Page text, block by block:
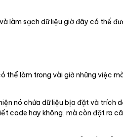
làm sạch dữ liệu giờ đây có thể
thể làm trong vài giờ những việc
nó chứa dữ liệu bịa đặt và trích
code hay không, mà còn đặt ra